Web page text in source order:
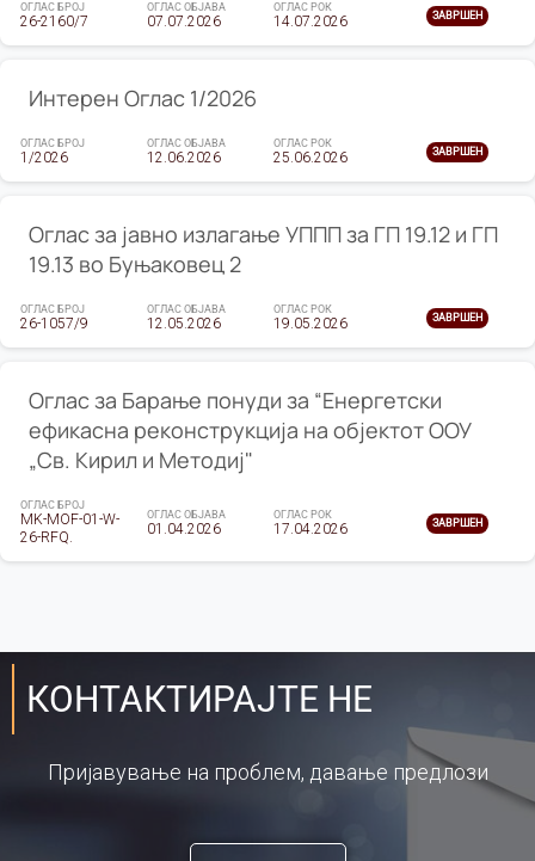
ОГЛАС БРОЈ
26-2160/7
ОГЛАС ОБЈАВА
07.07.2026
ОГЛАС РОК
14.07.2026 ЗАВРШЕН
Интерен Оглас 1/2026
ОГЛАС БРОЈ
1/2026
ОГЛАС ОБЈАВА
12.06.2026
ОГЛАС РОК
25.06.2026 ЗАВРШЕН
Оглас за јавно излагање УППП за ГП 19.12 и ГП
19.13 во Буњаковец 2
ОГЛАС БРОЈ
26-1057/9
ОГЛАС ОБЈАВА
12.05.2026
ОГЛАС РОК
19.05.2026 ЗАВРШЕН
Оглас за Барање понуди за “Енергетски
ефикасна реконструкција на објектот ООУ
„Св. Кирил и Методиј"
ОГЛАС БРОЈ
MK-MOF-01-W-
26-RFQ.
ОГЛАС ОБЈАВА
01.04.2026
ОГЛАС РОК
17.04.2026 ЗАВРШЕН
КОНТАКТИРАЈТЕ НЕ
Пријавување на проблем, давање предлози